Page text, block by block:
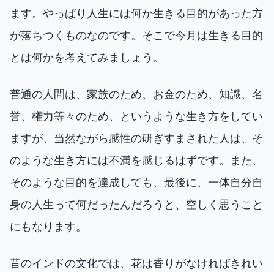
ます。やっぱり人生には何か生きる目的があった方
が落ちつくものなのです。そこで今月は生きる目的
とは何かを考えてみましょう。
普通の人間は、家族のため、お金のため、知識、名
誉、権力等々のため、というような生き方をしてい
ますが、当然ながら感性の研ぎすまされた人は、そ
のような生き方には不満を感じるはずです。また、
そのような目的を達成しても、最後に、一体自分自
身の人生って何だったんだろうと、空しく思うこと
にもなります。
昔のインドの文化では、花は香りがなければきれい